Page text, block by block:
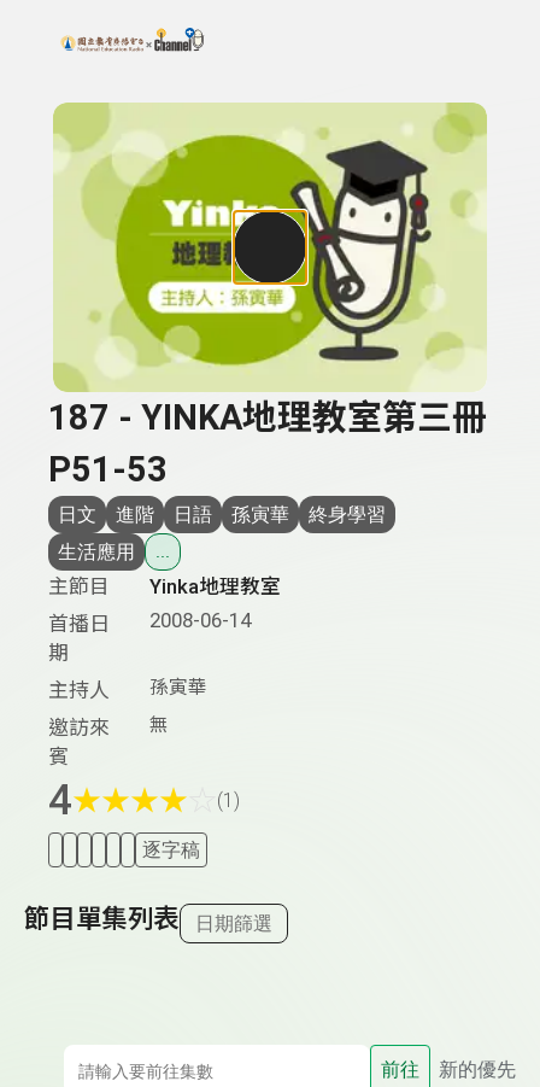
上方功能區塊
搜尋關鍵字：可輸入節目名稱、主持人或關鍵字
187 - YINKA地理教室第三冊
P51-53
日文 進階 日語 孫寅華
終身學習
生活應用
...
主節目
Yinka地理教室
首播日
期
2008-06-14
主持人 孫寅華
邀訪來
賓
無
4★★★★ (1)
逐字稿
節目單集列表 日期篩選
前往 新的優先